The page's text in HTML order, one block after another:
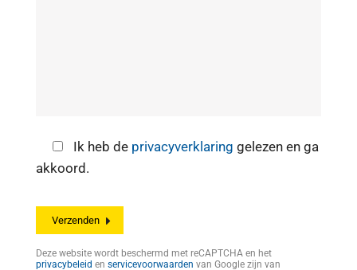
Ik heb de privacyverklaring gelezen en ga
akkoord.
Deze website wordt beschermd met reCAPTCHA en het
privacybeleid en servicevoorwaarden van Google zijn van